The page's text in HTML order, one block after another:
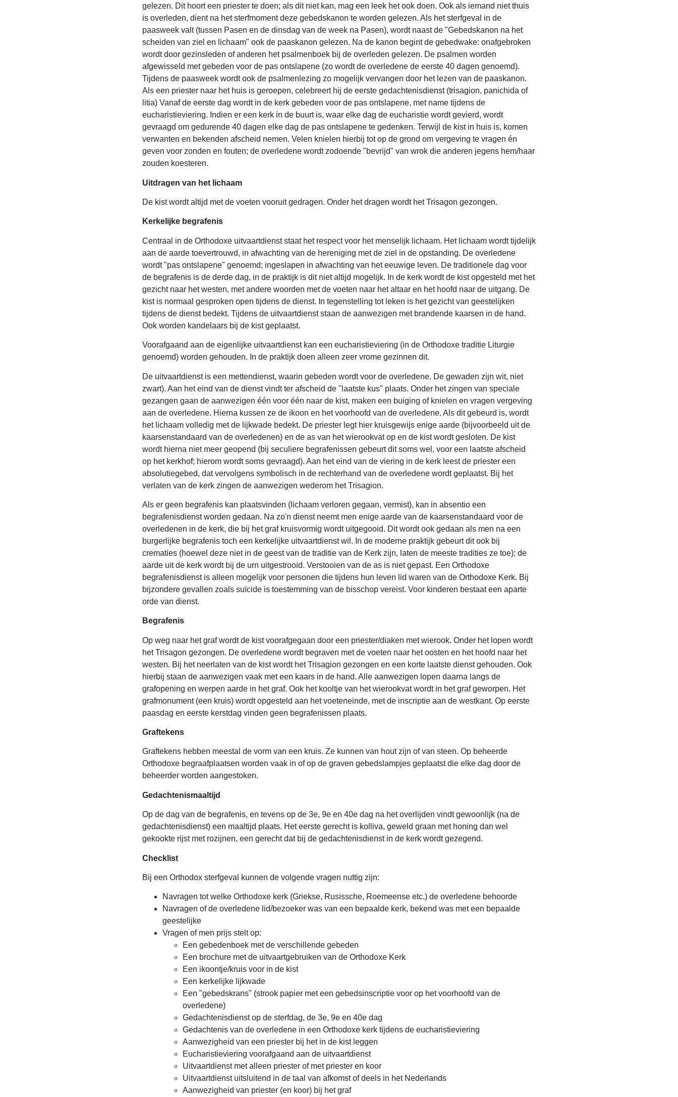
gelezen. Dit hoort een priester te doen; als dit niet kan, mag een leek het ook doen. Ook als iemand niet thuis
is overleden, dient na het sterfmoment deze gebedskanon te worden gelezen. Als het sterfgeval in de
paasweek valt (tussen Pasen en de dinsdag van de week na Pasen), wordt naast de "Gebedskanon na het
scheiden van ziel en lichaam" ook de paaskanon gelezen. Na de kanon begint de gebedwake: onafgebroken
wordt door gezinsleden of anderen het psalmenboek bij de overleden gelezen. De psalmen worden
afgewisseld met gebeden voor de pas ontslapene (zo wordt de overledene de eerste 40 dagen genoemd).
Tijdens de paasweek wordt ook de psalmenlezing zo mogelijk vervangen door het lezen van de paaskanon.
Als een priester naar het huis is geroepen, celebreert hij de eerste gedachtenisdienst (trisagion, panichida of
litia) Vanaf de eerste dag wordt in de kerk gebeden voor de pas ontslapene, met name tijdens de
eucharistieviering. Indien er een kerk in de buurt is, waar elke dag de eucharistie wordt gevierd, wordt
gevraagd om gedurende 40 dagen elke dag de pas ontslapene te gedenken. Terwijl de kist in huis is, komen
verwanten en bekenden afscheid nemen. Velen knielen hierbij tot op de grond om vergeving te vragen én
geven voor zonden en fouten; de overledene wordt zodoende "bevrijd" van wrok die anderen jegens hem/haar
zouden koesteren.
Uitdragen van het lichaam
De kist wordt altijd met de voeten vooruit gedragen. Onder het dragen wordt het Trisagon gezongen.
Kerkelijke begrafenis
Centraal in de Orthodoxe uitvaartdienst staat het respect voor het menselijk lichaam. Het lichaam wordt tijdelijk
aan de aarde toevertrouwd, in afwachting van de hereniging met de ziel in de opstanding. De overledene
wordt "pas ontslapene" genoemd; ingeslapen in afwachting van het eeuwige leven. De traditionele dag voor
de begrafenis is de derde dag, in de praktijk is dit niet altijd mogelijk. In de kerk wordt de kist opgesteld met het
gezicht naar het westen, met andere woorden met de voeten naar het altaar en het hoofd naar de uitgang. De
kist is normaal gesproken open tijdens de dienst. In tegenstelling tot leken is het gezicht van geestelijken
tijdens de dienst bedekt. Tijdens de uitvaartdienst staan de aanwezigen met brandende kaarsen in de hand.
Ook worden kandelaars bij de kist geplaatst.
Voorafgaand aan de eigenlijke uitvaartdienst kan een eucharistieviering (in de Orthodoxe traditie Liturgie
genoemd) worden gehouden. In de praktijk doen alleen zeer vrome gezinnen dit.
De uitvaartdienst is een mettendienst, waarin gebeden wordt voor de overledene. De gewaden zijn wit, niet
zwart). Aan het eind van de dienst vindt ter afscheid de "laatste kus" plaats. Onder het zingen van speciale
gezangen gaan de aanwezigen één voor één naar de kist, maken een buiging of knielen en vragen vergeving
aan de overledene. Hierna kussen ze de ikoon en het voorhoofd van de overledene. Als dit gebeurd is, wordt
het lichaam volledig met de lijkwade bedekt. De priester legt hier kruisgewijs enige aarde (bijvoorbeeld uit de
kaarsenstandaard van de overledenen) en de as van het wierookvat op en de kist wordt gesloten. De kist
wordt hierna niet meer geopend (bij seculiere begrafenissen gebeurt dit soms wel, voor een laatste afscheid
op het kerkhof; hierom wordt soms gevraagd). Aan het eind van de viering in de kerk leest de priester een
absolutiegebed, dat vervolgens symbolisch in de rechterhand van de overledene wordt geplaatst. Bij het
verlaten van de kerk zingen de aanwezigen wederom het Trisagion.
Als er geen begrafenis kan plaatsvinden (lichaam verloren gegaan, vermist), kan in absentio een
begrafenisdienst worden gedaan. Na zo'n dienst neemt men enige aarde van de kaarsenstandaard voor de
overledenen in de kerk, die bij het graf kruisvormig wordt uitgegooid. Dit wordt ook gedaan als men na een
burgerlijke begrafenis toch een kerkelijke uitvaartdienst wil. In de moderne praktijk gebeurt dit ook bij
crematies (hoewel deze niet in de geest van de traditie van de Kerk zijn, laten de meeste tradities ze toe); de
aarde uit de kerk wordt bij de urn uitgestrooid. Verstooien van de as is niet gepast. Een Orthodoxe
begrafenisdienst is alleen mogelijk voor personen die tijdens hun leven lid waren van de Orthodoxe Kerk. Bij
bijzondere gevallen zoals suïcide is toestemming van de bisschop vereist. Voor kinderen bestaat een aparte
orde van dienst.
Begrafenis
Op weg naar het graf wordt de kist voorafgegaan door een priester/diaken met wierook. Onder het lopen wordt
het Trisagon gezongen. De overledene wordt begraven met de voeten naar het oosten en het hoofd naar het
westen. Bij het neerlaten van de kist wordt het Trisagion gezongen en een korte laatste dienst gehouden. Ook
hierbij staan de aanwezigen vaak met een kaars in de hand. Alle aanwezigen lopen daarna langs de
grafopening en werpen aarde in het graf. Ook het kooltje van het wierookvat wordt in het graf geworpen. Het
grafmonument (een kruis) wordt opgesteld aan het voeteneinde, met de inscriptie aan de westkant. Op eerste
paasdag en eerste kerstdag vinden geen begrafenissen plaats.
Graftekens
Graftekens hebben meestal de vorm van een kruis. Ze kunnen van hout zijn of van steen. Op beheerde
Orthodoxe begraafplaatsen worden vaak in of op de graven gebedslampjes geplaatst die elke dag door de
beheerder worden aangestoken.
Gedachtenismaaltijd
Op de dag van de begrafenis, en tevens op de 3e, 9e en 40e dag na het overlijden vindt gewoonlijk (na de
gedachtenisdienst) een maaltijd plaats. Het eerste gerecht is kolliva, geweld graan met honing dan wel
gekookte rijst met rozijnen, een gerecht dat bij de gedachtenisdienst in de kerk wordt gezegend.
Checklist
Bij een Orthodox sterfgeval kunnen de volgende vragen nuttig zijn:
Navragen tot welke Orthodoxe kerk (Griekse, Rusissche, Roemeense etc.) de overledene behoorde
Navragen of de overledene lid/bezoeker was van een bepaalde kerk, bekend was met een bepaalde
geestelijke
Vragen of men prijs stelt op:
Een gebedenboek met de verschillende gebeden
Een brochure met de uitvaartgebruiken van de Orthodoxe Kerk
Een ikoontje/kruis voor in de kist
Een kerkelijke lijkwade
Een "gebedskrans" (strook papier met een gebedsinscriptie voor op het voorhoofd van de
overledene)
Gedachtenisdienst op de sterfdag, de 3e, 9e en 40e dag
Gedachtenis van de overledene in een Orthodoxe kerk tijdens de eucharistieviering
Aanwezigheid van een priester bij het in de kist leggen
Eucharistieviering voorafgaand aan de uitvaartdienst
Uitvaartdienst met alleen priester of met priester en koor
Uitvaartdienst uitsluitend in de taal van afkomst of deels in het Nederlands
Aanwezigheid van priester (en koor) bij het graf